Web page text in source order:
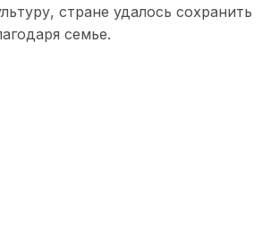
стране удалось сохранить
семье.